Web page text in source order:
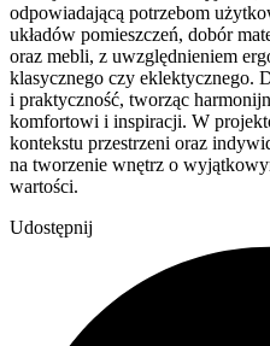
odpowiadającą potrzebom
układów pomieszczeń, dobór
oraz mebli, z uwzględnieniem
klasycznego czy eklektycznego.
i praktyczność, tworząc
komfortowi i inspiracji. W
kontekstu przestrzeni oraz
na tworzenie wnętrz o
wartości.
Udostępnij